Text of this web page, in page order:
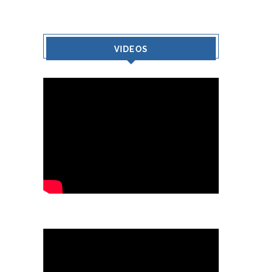
VIDEOS